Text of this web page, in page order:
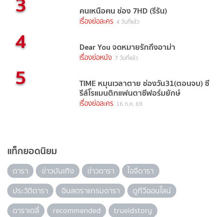
คนเหนือฅน ช่อง 7HD (รีรัน)
เรื่องย่อละคร 4 วันที่แล้ว
4 Dear You จดหมายรักถึงอาม่า
เรื่องย่อหนัง 7 วันที่แล้ว
5 TIME หมุนเวลาตาย ช่องวัน31(ตอนจบ) ซี
รีส์โรแมนติกแฟนตาซีฟอร์มยักษ์
เรื่องย่อละคร 16 ก.ค. 69
แท็กยอดนิยม
ดารา ข่าวบันเทิง ข่าวดารา
ไอจีดารา
ประวัติดารา
อินสตราแกรมดารา
ดูทีวีออนไลน์
ดาราเดลี่
recommended trueidstory